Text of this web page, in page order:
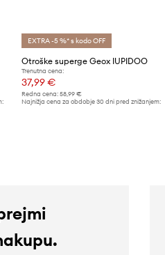
EXTRA -5 %* s kodo OFF
Otroške superge Geox IUPIDOO
Trenutna cena:
37,99 €
Redna cena: 58,99 €
Najnižja cena za obdobje 30 dni pred znižanjem: